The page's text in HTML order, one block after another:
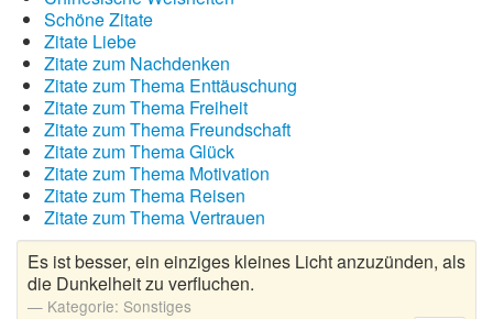
Schöne Zitate
Zitate Liebe
Zitate zum Nachdenken
Zitate zum Thema Enttäuschung
Zitate zum Thema Freiheit
Zitate zum Thema Freundschaft
Zitate zum Thema Glück
Zitate zum Thema Motivation
Zitate zum Thema Reisen
Zitate zum Thema Vertrauen
Es ist besser, ein einziges kleines Licht anzuzünden, als
die Dunkelheit zu verfluchen.
Kategorie: Sonstiges